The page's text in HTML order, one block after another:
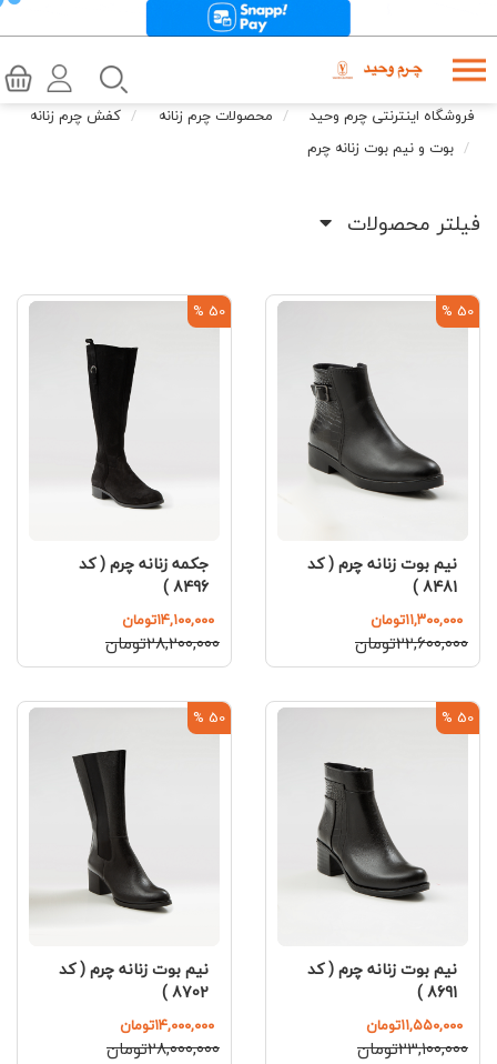
فروشگاه اینترنتی چرم وحید محصولات چرم زنانه
کفش چرم زنانه
بوت و نیم بوت زنانه چرم
فیلتر محصولات
50 %
نیم بوت زنانه چرم ( کد
8481 )
۱۱,۳۰۰,۰۰۰تومان
۲۲,۶۰۰,۰۰۰تومان
50 %
جکمه زنانه چرم ( کد
8496 )
۱۴,۱۰۰,۰۰۰تومان
۲۸,۲۰۰,۰۰۰تومان
50 %
نیم بوت زنانه چرم ( کد
8691 )
۱۱,۵۵۰,۰۰۰تومان
۲۳,۱۰۰,۰۰۰تومان
50 %
نیم بوت زنانه چرم ( کد
8702 )
۱۴,۰۰۰,۰۰۰تومان
۲۸,۰۰۰,۰۰۰تومان